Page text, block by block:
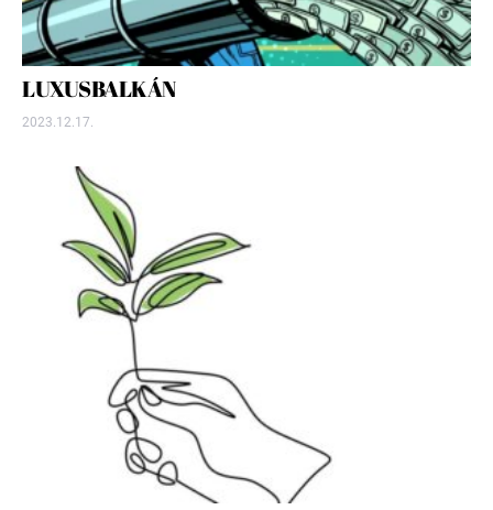
LUXUSBALKÁN
2023.12.17.